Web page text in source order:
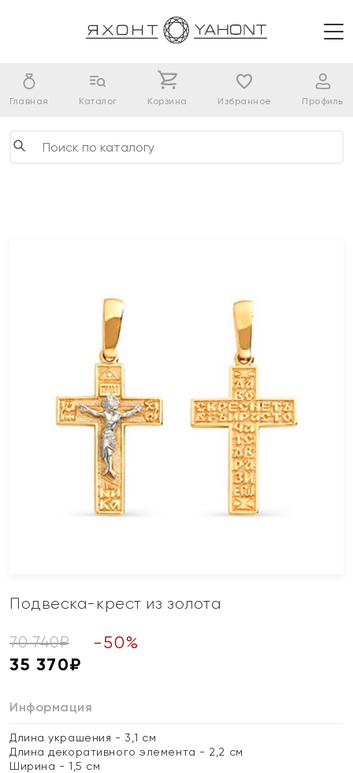
Главная Каталог Корзина Избранное Профиль
Подвеска-крест из золота
70 740₽ -50%
35 370₽
Информация
Длина украшения - 3,1 см
Длина декоративного элемента - 2,2 см
Ширина - 1,5 см